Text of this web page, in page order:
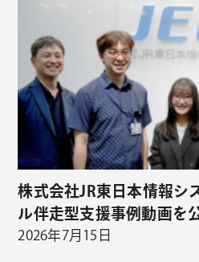
株式会社JR東日本情報シ
ル伴走型支援事例動画を
2026年7月15日